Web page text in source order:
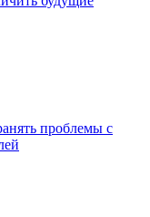
проблемы с